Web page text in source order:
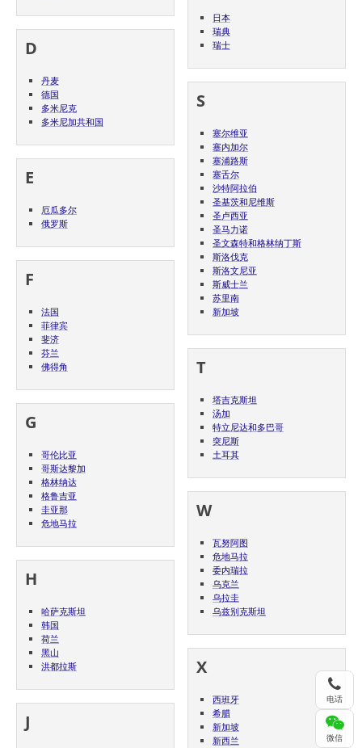
D
丹麦
德国
多米尼克
多米尼加共和国
E
厄瓜多尔
俄罗斯
F
法国
菲律宾
斐济
芬兰
佛得角
G
哥伦比亚
哥斯达黎加
格林纳达
格鲁吉亚
圭亚那
危地马拉
H
哈萨克斯坦
韩国
荷兰
黑山
洪都拉斯
J
日本
瑞典
瑞士
S
塞尔维亚
塞内加尔
塞浦路斯
塞舌尔
沙特阿拉伯
圣基茨和尼维斯
圣卢西亚
圣马力诺
圣文森特和格林纳丁斯
斯洛伐克
斯洛文尼亚
斯威士兰
苏里南
新加坡
T
塔吉克斯坦
汤加
特立尼达和多巴哥
突尼斯
土耳其
W
瓦努阿图
危地马拉
委内瑞拉
乌克兰
乌拉圭
乌兹别克斯坦
X
西班牙
希腊
新加坡
新西兰
电话
微信